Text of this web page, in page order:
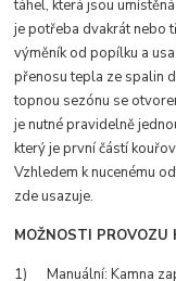
táhel, která jsou
je potřeba dvakrát nebo
výměník od popílku a
přenosu tepla ze spalin
topnou sezónu se
je nutné pravidelně
který je první částí
Vzhledem k nucenému
zde usazuje.
MOŽNOSTI PROVOZU
1) Manuální: Kamna